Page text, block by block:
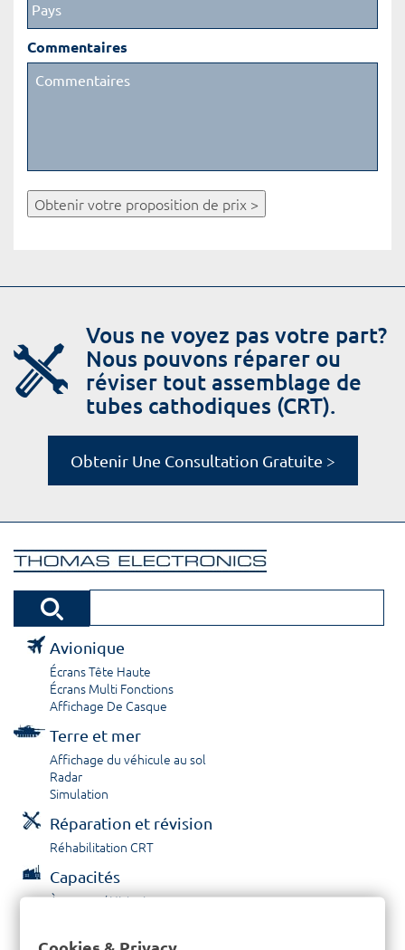
Commentaires
Obtenir votre proposition de prix >
Vous ne voyez pas votre part?
Nous pouvons réparer ou
réviser tout assemblage de
tubes cathodiques (CRT).
Obtenir Une Consultation Gratuite >
Avionique
Écrans Tête Haute
Écrans Multi Fonctions
Affichage De Casque
Terre et mer
Affichage du véhicule au sol
Radar
Simulation
Réparation et révision
Réhabilitation CRT
Capacités
À propos / Historique